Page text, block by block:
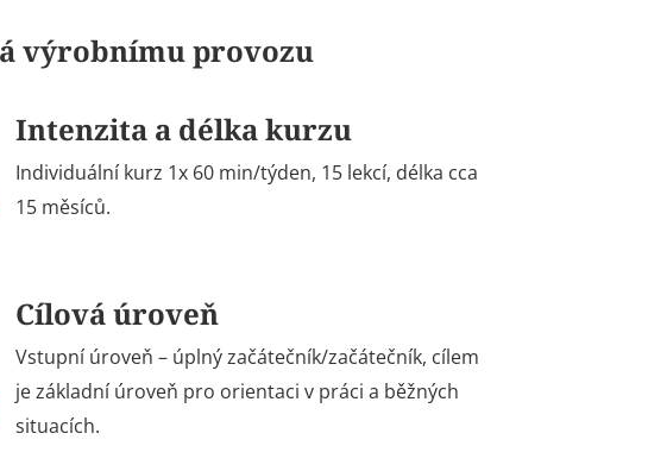
výrobnímu provozu
Intenzita a délka kurzu
Individuální kurz 1x 60 min/týden, 15 lekcí, délka cca
15 měsíců.
Cílová úroveň
Vstupní úroveň – úplný začátečník/začátečník, cílem
je základní úroveň pro orientaci v práci a běžných
situacích.